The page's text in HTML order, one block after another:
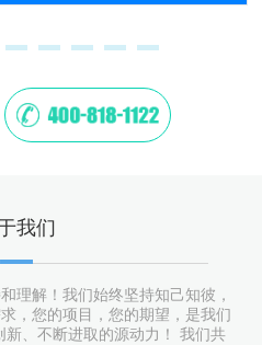
我们
理解！我们始终坚持知己知彼，
，您的项目，您的期望，是我们
、不断进取的源动力！ 我们共